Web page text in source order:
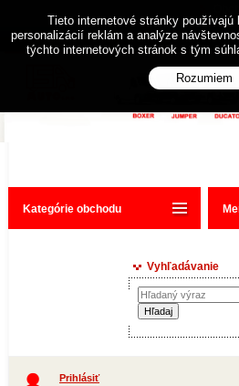
Kategórie obchodu
Vyhľadávanie
Prihlásiť
Tieto internetové stránky používajú
personalizácií reklám a analýze
týchto internetových stránok s tým
Rozumiem